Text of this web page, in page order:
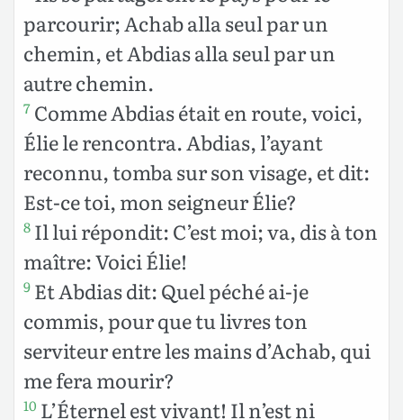
parcourir; Achab alla seul par un
chemin, et Abdias alla seul par un
autre chemin.
7 Comme Abdias était en route, voici,
Élie le rencontra. Abdias, l’ayant
reconnu, tomba sur son visage, et dit:
Est-ce toi, mon seigneur Élie?
8 Il lui répondit: C’est moi; va, dis à ton
maître: Voici Élie!
9 Et Abdias dit: Quel péché ai-je
commis, pour que tu livres ton
serviteur entre les mains d’Achab, qui
me fera mourir?
10 L’Éternel est vivant! Il n’est ni